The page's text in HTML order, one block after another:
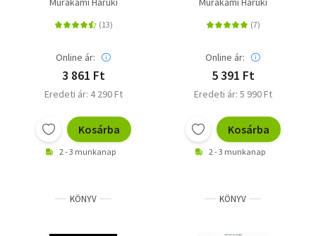
Online ár:
3 861 Ft
Eredeti ár: 4 290 Ft
Kosárba
2 - 3 munkanap
Online ár:
5 391 Ft
Eredeti ár: 5 990 Ft
Kosárba
2 - 3 munkanap
KÖNYV KÖNYV